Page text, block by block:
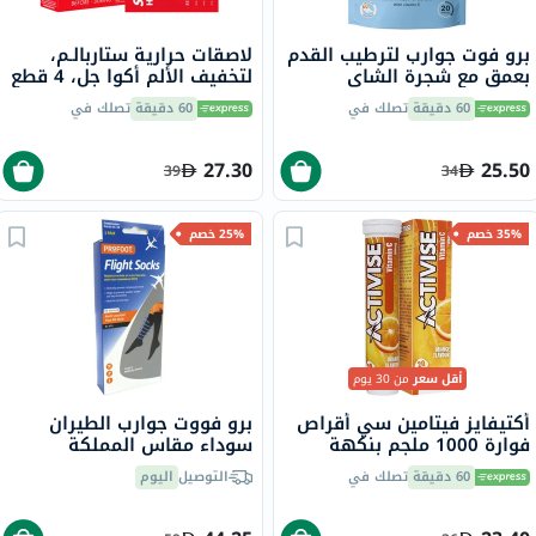
برو فوت جوارب لترطيب القدم
بعمق مع شجرة الشاي
وفيتامين E لإصلاح البشرة
الجافة،حزمه من زوج واحد
60 دقيقة تصلك في
25.50
34
لاصقات حرارية ستاربالـم،
لتخفيف الألم أكوا جل، 4 قطع
60 دقيقة تصلك في
27.30
39
35% خصم
أقل سعرمن 30 يوم
أكتيفايز فيتامين سي أقراص
فوارة 1000 ملجم بنكهة
البرتقال حزمة من 20
60 دقيقة تصلك في
25% خصم
برو فووت جوارب الطيران
سوداء مقاس المملكة
المتحدة 8-11، زوج واحد
P72002/2
التوصيل اليوم